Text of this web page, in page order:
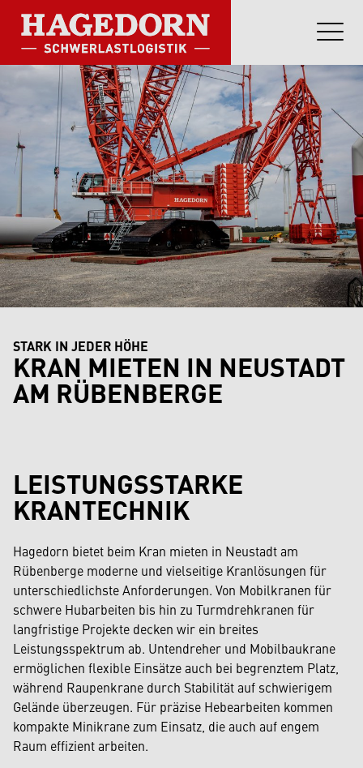
STARK IN JEDER HÖHE
KRAN MIETEN IN NEUSTADT
AM RÜBENBERGE
LEISTUNGSSTARKE
KRANTECHNIK
Hagedorn bietet beim Kran mieten in Neustadt am
Rübenberge moderne und vielseitige Kranlösungen für
unterschiedlichste Anforderungen. Von Mobilkranen für
schwere Hubarbeiten bis hin zu Turmdrehkranen für
langfristige Projekte decken wir ein breites
Leistungsspektrum ab. Untendreher und Mobilbaukrane
ermöglichen flexible Einsätze auch bei begrenztem Platz,
während Raupenkrane durch Stabilität auf schwierigem
Gelände überzeugen. Für präzise Hebearbeiten kommen
kompakte Minikrane zum Einsatz, die auch auf engem
Raum effizient arbeiten.